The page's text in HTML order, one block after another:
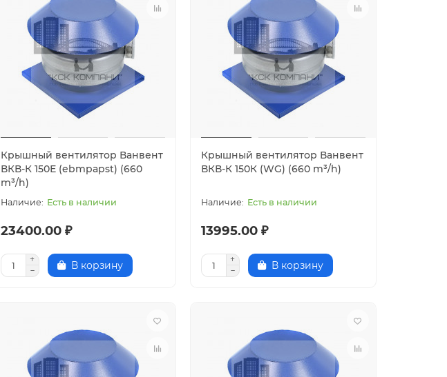
Крышный вентилятор Ванвент
ВКВ-К 150Е (ebmpapst) (660
m³/h)
Есть в наличии
23400.00 ₽
В корзину
Крышный вентилятор Ванвент
ВКВ-К 150К (WG) (660 m³/h)
Есть в наличии
13995.00 ₽
В корзину